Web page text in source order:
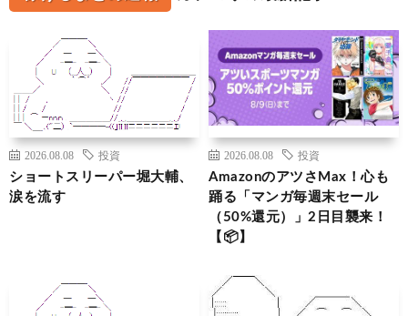
2026.08.08 投資
ショートスリーパー堀大輔、
涙を流す
2026.08.08 投資
AmazonのアツさMax！心も
踊る「マンガ毎週末セール
（50%還元）」2日目襲来！
【📦】